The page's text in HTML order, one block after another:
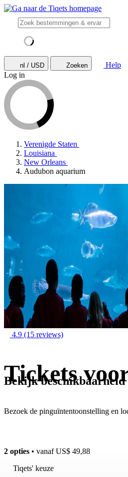
nl / USD Zoeken
Help
Log in
Verenigde Staten
Louisiana
New Orleans
Audubon aquarium
4.9 (15 reviews)
Tickets
Bezoek de pinguïntentoonstelling en
Bekijk beschikbaarheid
2 opties • vanafUS$ 49,88
Tiqets' keuze